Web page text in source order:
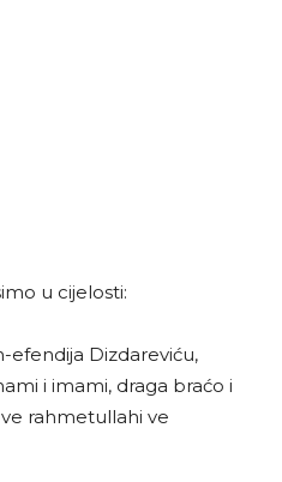
u cijelosti:
efendija Dizdareviću,
i imami, draga braćo i
rahmetullahi ve